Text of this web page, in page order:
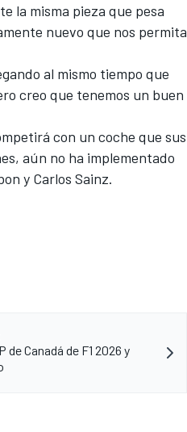
la misma pieza que pesa
nuevo que nos permita
al mismo tiempo que
creo que tenemos un buen
con un coche que sus
aún no ha implementado
y Carlos Sainz.
de Canadá de F1 2026 y